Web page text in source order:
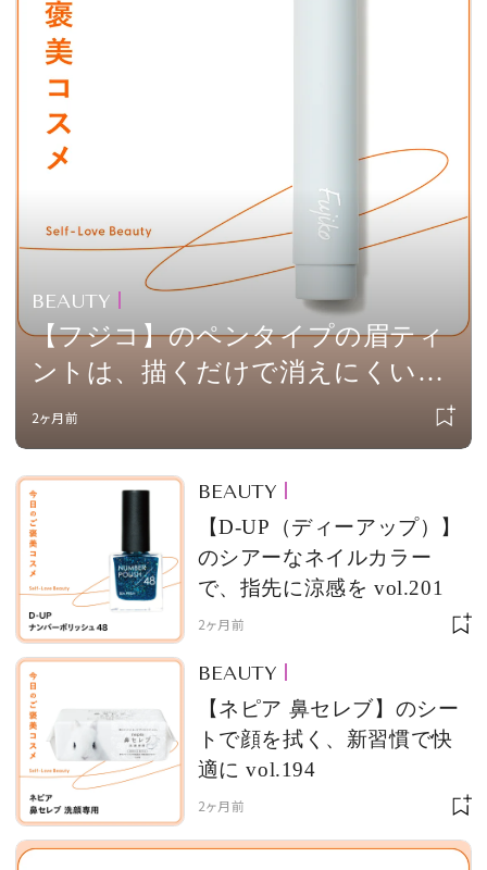
BEAUTY
【フジコ】のペンタイプの眉ティ
ントは、描くだけで消えにくい！
vol.203
2ヶ月前
BEAUTY
【D-UP（ディーアップ）】
のシアーなネイルカラー
で、指先に涼感を vol.201
2ヶ月前
BEAUTY
【ネピア 鼻セレブ】のシー
トで顔を拭く、新習慣で快
適に vol.194
2ヶ月前